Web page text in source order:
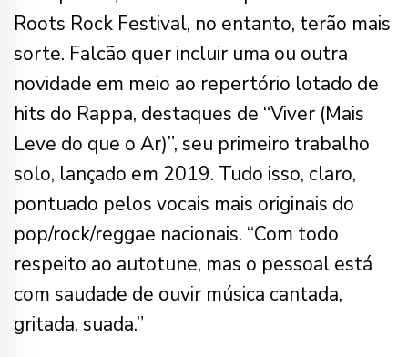
Roots Rock Festival, no entanto, terão mais
sorte. Falcão quer incluir uma ou outra
novidade em meio ao repertório lotado de
hits do Rappa, destaques de “Viver (Mais
Leve do que o Ar)”, seu primeiro trabalho
solo, lançado em 2019. Tudo isso, claro,
pontuado pelos vocais mais originais do
pop/rock/reggae nacionais. “Com todo
respeito ao autotune, mas o pessoal está
com saudade de ouvir música cantada,
gritada, suada.”